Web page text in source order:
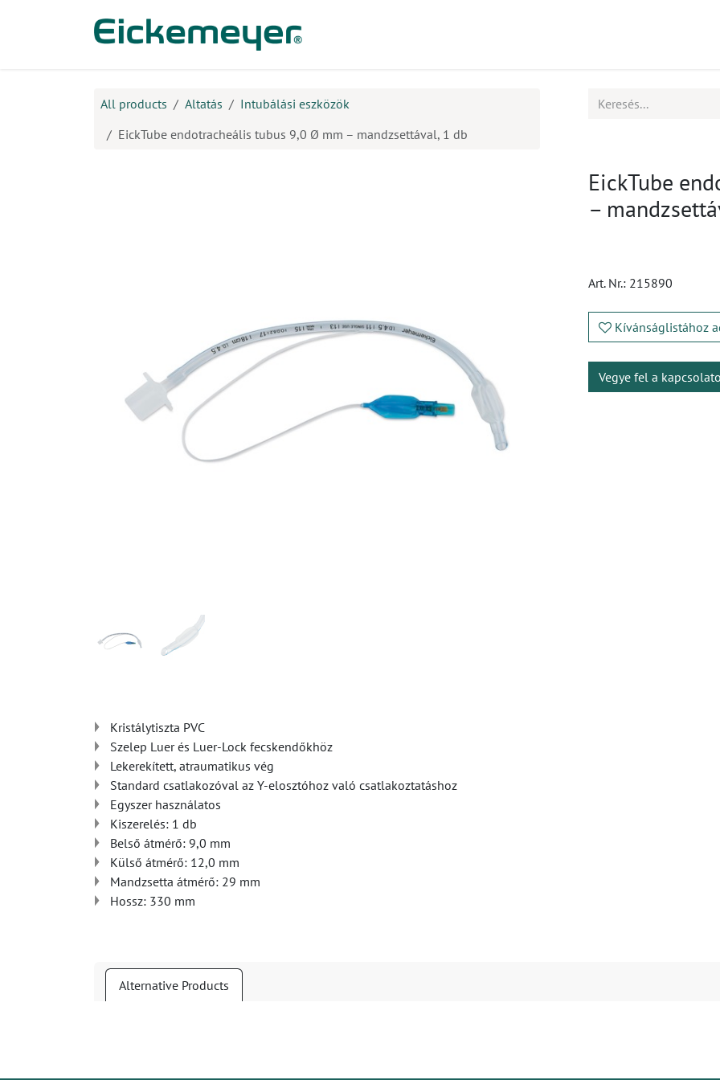
All products Altatás
Intubálási eszközök
EickTube endotracheális tubus 9,0 Ø mm – mandzsettával, 1 db
EickTube
–
Art. Nr.: 215890
Kívánságlistához
Vegye fel a
Kristálytiszta PVC
Szelep Luer és Luer-Lock fecskendőkhöz
Lekerekített, atraumatikus vég
Standard csatlakozóval az Y-elosztóhoz való csatlakoztatáshoz
Egyszer használatos
Kiszerelés: 1 db
Belső átmérő: 9,0 mm
Külső átmérő: 12,0 mm
Mandzsetta átmérő: 29 mm
Hossz: 330 mm
Alternative Products